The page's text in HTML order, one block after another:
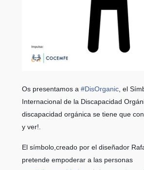
Os presentamos a #DisOrganic, el
Internacional de la Discapacidad
discapacidad orgánica se tiene que
y ver!.
El símbolo,creado por el diseñador
pretende empoderar a las personas